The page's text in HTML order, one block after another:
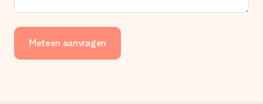
Meteen aanvragen